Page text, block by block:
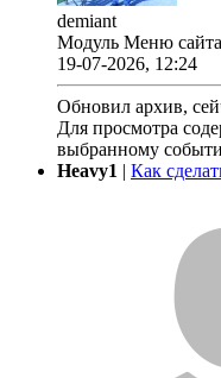
demiant
Модуль Меню
19-07-2026, 12:24
Обновил архив,
Для просмотра
выбранному
Heavy1 | Как